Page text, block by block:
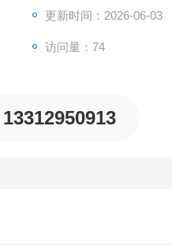
更新时间：2026-06-03
访问量：74
13312950913